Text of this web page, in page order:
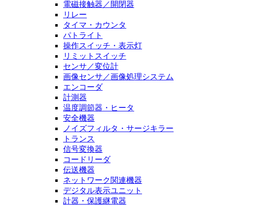
電磁接触器／開閉器
リレー
タイマ・カウンタ
パトライト
操作スイッチ・表示灯
リミットスイッチ
センサ／変位計
画像センサ／画像処理システム
エンコーダ
計測器
温度調節器・ヒータ
安全機器
ノイズフィルタ・サージキラー
トランス
信号変換器
コードリーダ
伝送機器
ネットワーク関連機器
デジタル表示ユニット
計器・保護継電器